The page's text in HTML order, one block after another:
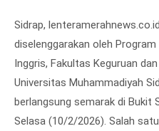
Sidrap,
diselenggarakan oleh
Inggris, Fakultas Keguruan
Universitas Muhammadiyah
berlangsung semarak di Bukit
Selasa (10/2/2026). Salah